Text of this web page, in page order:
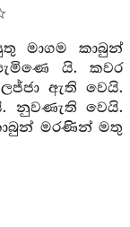
මාගම කාබුන්
යි. කවර
ඇති වෙයි.
නුවණැති වෙයි.
මරණින් මතු